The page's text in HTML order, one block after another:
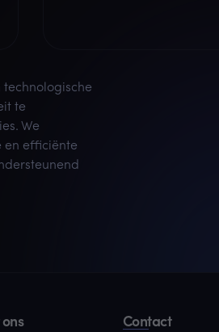
te
We
en efficiënte
Contact